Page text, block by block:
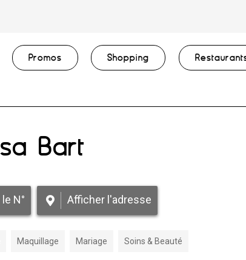
Promos Shopping
Bart
N° Afficher l'adresse
Maquillage Mariage Soins & Beauté